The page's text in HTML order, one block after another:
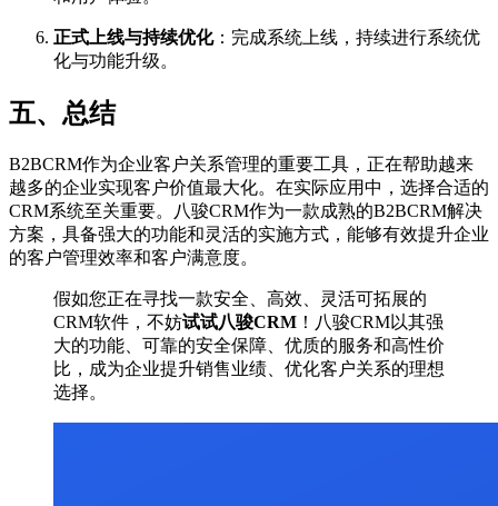
正式上线与持续优化：完成系统上线，持续进行系统优
化与功能升级。
五、总结
B2BCRM作为企业客户关系管理的重要工具，正在帮助越来
越多的企业实现客户价值最大化。在实际应用中，选择合适的
CRM系统至关重要。八骏CRM作为一款成熟的B2BCRM解决
方案，具备强大的功能和灵活的实施方式，能够有效提升企业
的客户管理效率和客户满意度。
假如您正在寻找一款安全、高效、灵活可拓展的
CRM软件，不妨试试八骏CRM ！八骏CRM以其强
大的功能、可靠的安全保障、优质的服务和高性价
比，成为企业提升销售业绩、优化客户关系的理想
选择。